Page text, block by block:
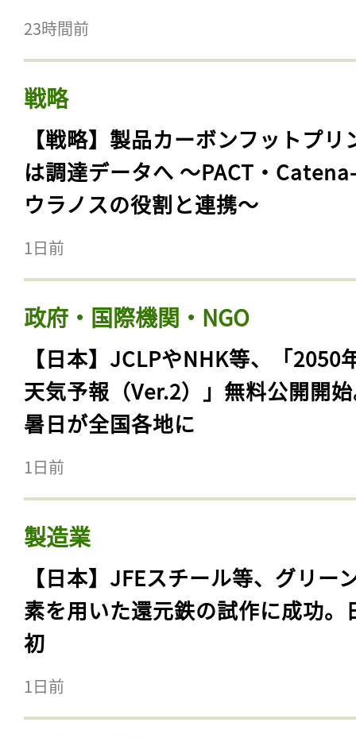
23時間前
戦略
【戦略】製品カーボンフットプリ
は調達データへ 〜PACT・
ウラノスの役割と連携〜
1日前
政府・国際機関・NGO
【日本】JCLPやNHK等、「2050
天気予報（Ver.2）」無料公開開
暑日が全国各地に
1日前
製造業
【日本】JFEスチール等、グリー
素を用いた還元鉄の試作に成功。
初
1日前